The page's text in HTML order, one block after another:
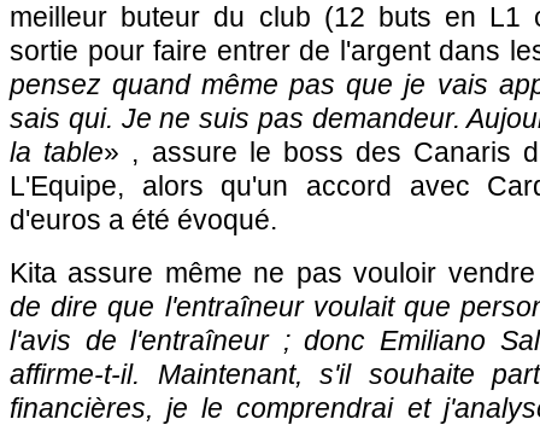
meilleur buteur du club (12 buts en L1
sortie pour faire entrer de l'argent dans
pensez quand même pas que je vais
sais qui. Je ne suis pas demandeur.
la table» , assure le boss des Canaris
L'Equipe, alors qu'un accord avec
d'euros a été évoqué.
Kita assure même ne pas vouloir
de dire que l'entraîneur voulait que
l'avis de l'entraîneur ; donc Emiliano
affirme-t-il. Maintenant, s'il souhaite
financières, je le comprendrai et